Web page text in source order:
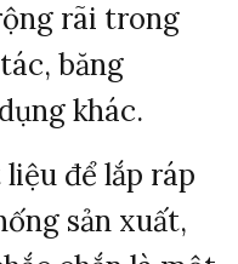
rãi trong
băng
khác.
để lắp ráp
sản xuất,